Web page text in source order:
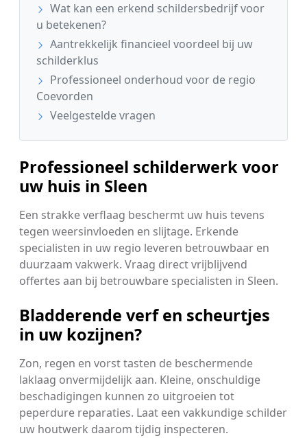
Wat kan een erkend schildersbedrijf voor
u betekenen?
Aantrekkelijk financieel voordeel bij uw
schilderklus
Professioneel onderhoud voor de regio
Coevorden
Veelgestelde vragen
Professioneel schilderwerk voor
uw huis in Sleen
Een strakke verflaag beschermt uw huis tevens
tegen weersinvloeden en slijtage. Erkende
specialisten in uw regio leveren betrouwbaar en
duurzaam vakwerk. Vraag direct vrijblijvend
offertes aan bij betrouwbare specialisten in Sleen.
Bladderende verf en scheurtjes
in uw kozijnen?
Zon, regen en vorst tasten de beschermende
laklaag onvermijdelijk aan. Kleine, onschuldige
beschadigingen kunnen zo uitgroeien tot
peperdure reparaties. Laat een vakkundige schilder
uw houtwerk daarom tijdig inspecteren.